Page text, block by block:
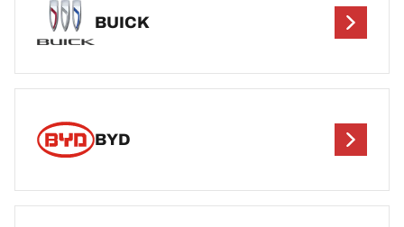
BUICK
BYD